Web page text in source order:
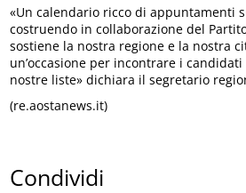
«Un calendario ricco di appuntamenti
costruendo in collaborazione del
sostiene la nostra regione e la nostra
un’occasione per incontrare i
nostre liste» dichiara il segretario
(re.aostanews.it)
Condividi